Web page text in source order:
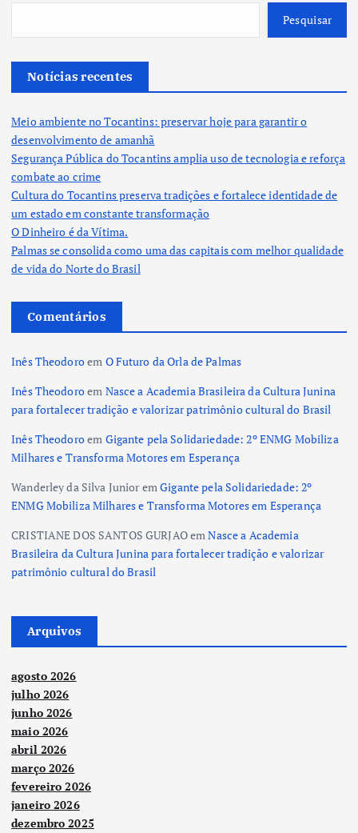
Pesquisar
Notícias recentes
Meio ambiente no Tocantins: preservar hoje para garantir o
desenvolvimento de amanhã
Segurança Pública do Tocantins amplia uso de tecnologia e reforça
combate ao crime
Cultura do Tocantins preserva tradições e fortalece identidade de
um estado em constante transformação
O Dinheiro é da Vítima.
Palmas se consolida como uma das capitais com melhor qualidade
de vida do Norte do Brasil
Comentários
Inês Theodoroem O Futuro da Orla de Palmas
Inês Theodoroem Nasce a Academia Brasileira da Cultura Junina
para fortalecer tradição e valorizar patrimônio cultural do Brasil
Inês Theodoroem Gigante pela Solidariedade: 2º ENMG Mobiliza
Milhares e Transforma Motores em Esperança
Wanderley da Silva JunioremGigante pela Solidariedade: 2º
ENMG Mobiliza Milhares e Transforma Motores em Esperança
CRISTIANE DOS SANTOS GURJAOemNasce a Academia
Brasileira da Cultura Junina para fortalecer tradição e valorizar
patrimônio cultural do Brasil
Arquivos
agosto 2026
julho 2026
junho 2026
maio 2026
abril 2026
março 2026
fevereiro 2026
janeiro 2026
dezembro 2025